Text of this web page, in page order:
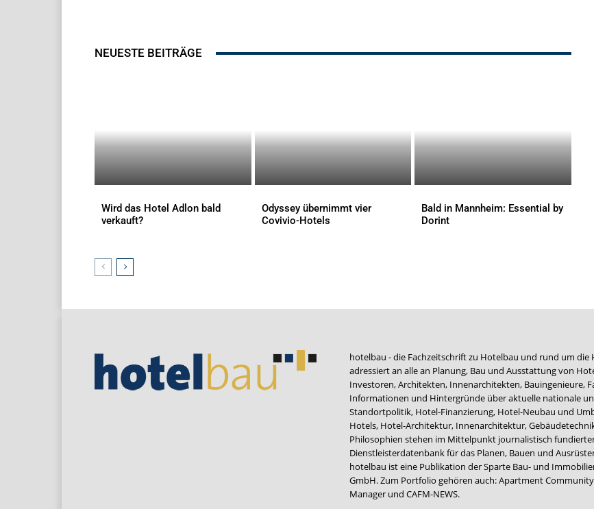
NEUESTE BEITRÄGE
Wird das Hotel Adlon bald
verkauft?
Odyssey übernimmt vier
Covivio-Hotels
Bald in Mannheim: Essential by
Dorint
hotelbau - die Fachzeitschrift zu Hotelbau und rund um
adressiert an alle an Planung, Bau und Ausstattung von
Investoren, Architekten, Innenarchitekten, Bauingenieure,
Informationen und Hintergründe über aktuelle nationale
Standortpolitik, Hotel-Finanzierung, Hotel-Neubau und
Hotels, Hotel-Architektur, Innenarchitektur,
Philosophien stehen im Mittelpunkt journalistisch
Dienstleisterdatenbank für das Planen, Bauen und
hotelbau ist eine Publikation der Sparte Bau- und
GmbH. Zum Portfolio gehören auch:Apartment Community
Manager und CAFM-NEWS.